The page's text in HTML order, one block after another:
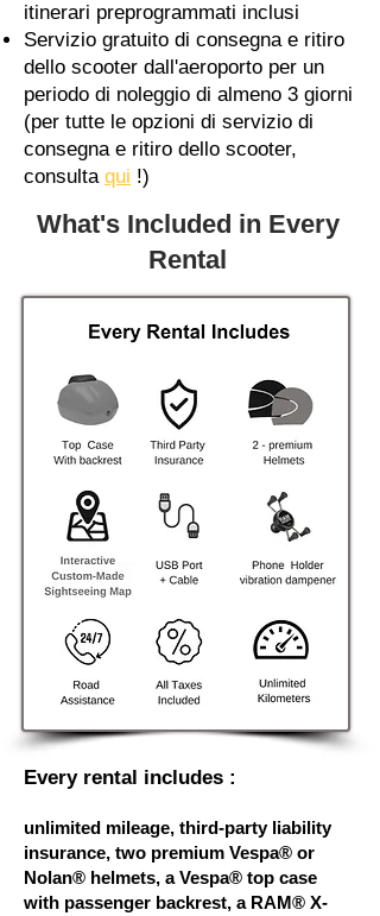
itinerari preprogrammati inclusi
Servizio gratuito di consegna e ritiro
dello scooter dall'aeroporto per un
periodo di noleggio di almeno 3 giorni
(per tutte le opzioni di servizio di
consegna e ritiro dello scooter,
consulta qui !)
What's Included in Every
Rental
Every rental includes :
unlimited mileage, third-party liability
insurance, two premium Vespa® or
Nolan® helmets, a Vespa® top case
with passenger backrest, a RAM® X-